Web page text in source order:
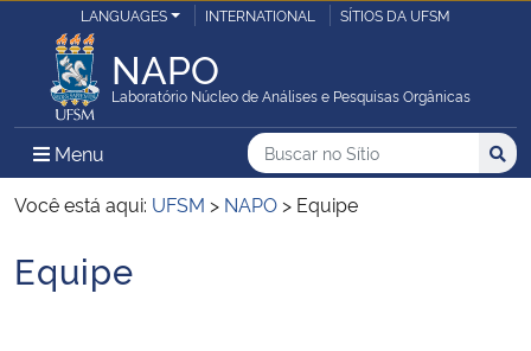
LANGUAGES INTERNATIONAL SÍTIOS DA UFSM
NAPO
Laboratório Núcleo de Análises e Pesquisas Orgânicas
Menu Menu Principal do Sítio
Busca
Buscar no no Sítio
Busca:
Você está aqui: UFSM > NAPO > Equipe
Início do conteúdo
Equipe